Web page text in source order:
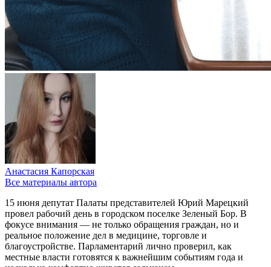
Анастасия Капорская
Все материалы автора
15 июня депутат Палаты представителей Юрий Марецкий
провел рабочий день в городском поселке Зеленый Бор. В
фокусе внимания — не только обращения граждан, но и
реальное положение дел в медицине, торговле и
благоустройстве. Парламентарий лично проверил, как
местные власти готовятся к важнейшим событиям года и